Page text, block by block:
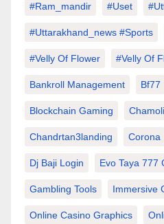
#Ram_mandir #uset
#Uttarakhand_news #sports
#velly Of Flower #velly Of
Bankroll Management Bf77
Blockchain Gaming
Chandrtan3landing Corona
Dj Baji Login Evo Taya 777
Gambling Tools Immersive
Online Casino Graphics